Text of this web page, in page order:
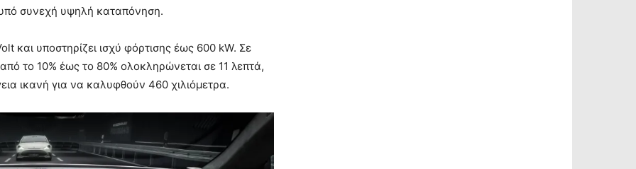
υπό συνεχή υψηλή καταπόνηση.
και υποστηρίζει ισχύ φόρτισης έως 600 kW. Σε
το 10% έως το 80% ολοκληρώνεται σε 11 λεπτά,
ικανή για να καλυφθούν 460 χιλιόμετρα.